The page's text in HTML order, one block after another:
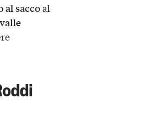
al saccoal